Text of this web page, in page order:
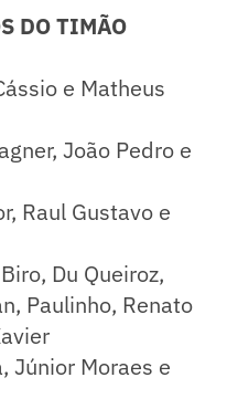
DO TIMÃO
e Matheus
João Pedro e
Raul Gustavo e
Du Queiroz,
Paulinho, Renato
Júnior Moraes e